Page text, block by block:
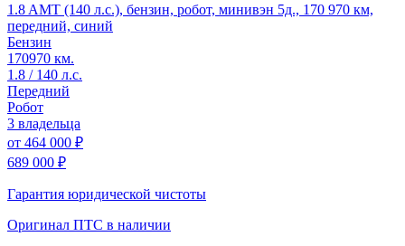
1.8 AMT (140 л.с.), бензин, робот, минивэн 5д., 170 970 км,
передний, синий
Бензин
170970 км.
1.8 / 140 л.с.
Передний
Робот
3 владельца
от 464 000 ₽
689 000 ₽
Гарантия юридической чистоты
Оригинал ПТС в наличии